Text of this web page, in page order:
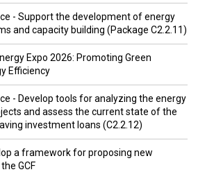
- Support the development of energy
and capacity building (Package C2.2.11)
Expo 2026: Promoting Green
Efficiency
- Develop tools for analyzing the energy
and assess the current state of the
investment loans (C2.2.12)
a framework for proposing new
GCF